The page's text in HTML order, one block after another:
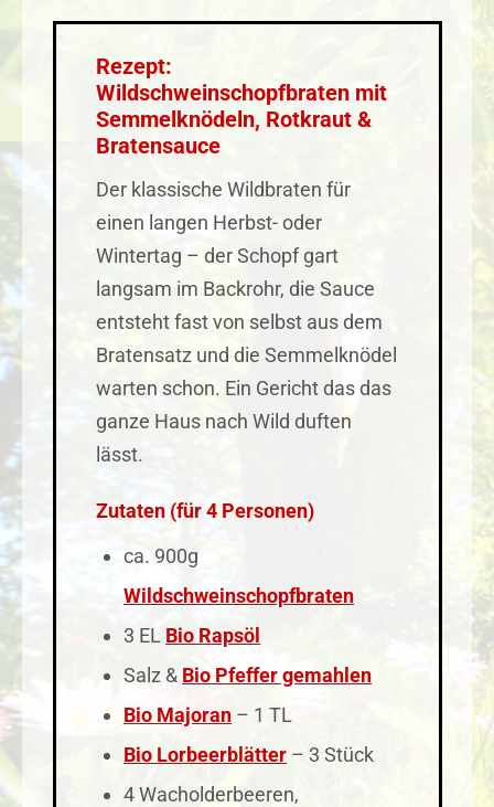
Rezept:
Wildschweinschopfbraten mit
Semmelknödeln, Rotkraut &
Bratensauce
Der klassische Wildbraten für
einen langen Herbst- oder
Wintertag – der Schopf gart
langsam im Backrohr, die Sauce
entsteht fast von selbst aus dem
Bratensatz und die Semmelknödel
warten schon. Ein Gericht das das
ganze Haus nach Wild duften
lässt.
Zutaten (für 4 Personen)
ca. 900g
Wildschweinschopfbraten
3 EL Bio Rapsöl
Salz & Bio Pfeffer gemahlen
Bio Majoran – 1 TL
Bio Lorbeerblätter – 3 Stück
4 Wacholderbeeren,